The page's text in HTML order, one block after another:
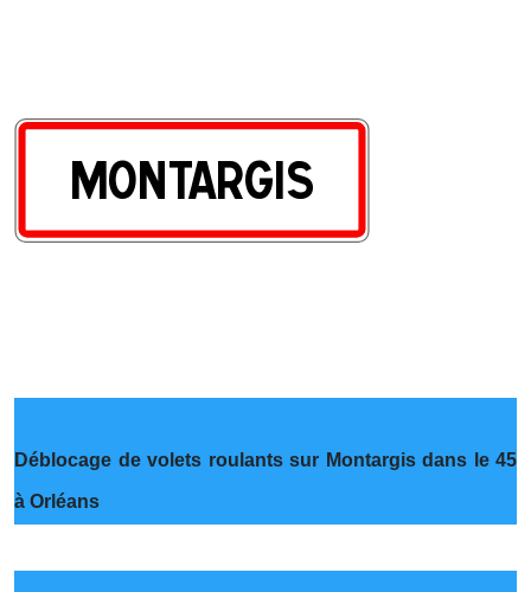
Déblocage de volets roulants sur Montargis dans le 45
à Orléans